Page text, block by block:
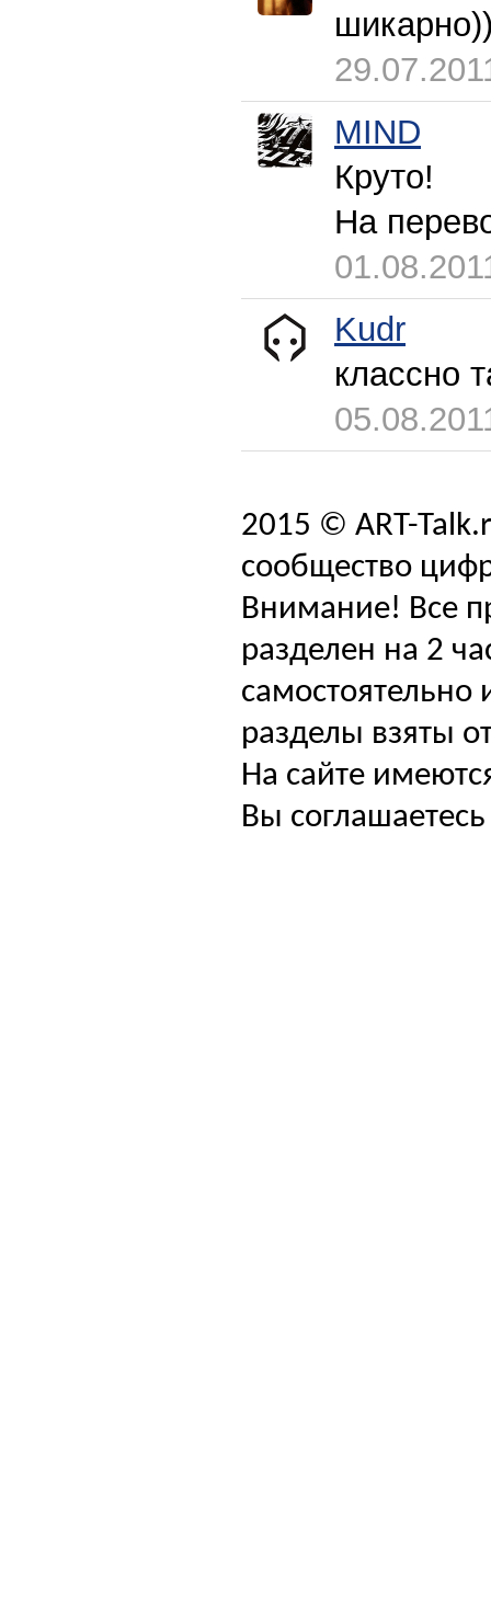
MIND
Круто!
На
Kudr
классно
2015 © ART-
сообщество
Внимание! Все
разделен на 2
самостоятельно
разделы взяты
На сайте
Вы